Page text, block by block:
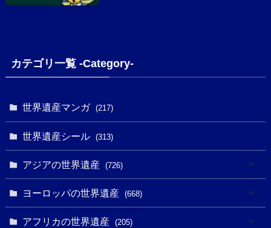
カテゴリ一覧 -Category-
世界遺産マンガ (217)
世界遺産シール (313)
アジアの世界遺産 (726)
(6)
ヨーロッパの世界遺産 (668)
(4)
アフリカの世界遺産 (205)